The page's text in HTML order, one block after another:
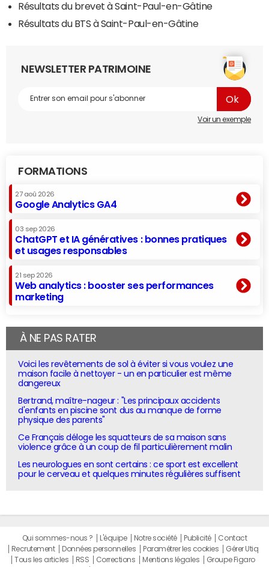
Résultats du brevet à Saint-Paul-en-Gâtine
Résultats du BTS à Saint-Paul-en-Gâtine
NEWSLETTER PATRIMOINE
Voir un exemple
FORMATIONS
27 aoû 2026
Google Analytics GA4
03 sep 2026
ChatGPT et IA génératives : bonnes pratiques
et usages responsables
21 sep 2026
Web analytics : booster ses performances
marketing
À NE PAS RATER
Voici les revêtements de sol à éviter si vous voulez une
maison facile à nettoyer - un en particulier est même
dangereux
Bertrand, maître-nageur : "Les principaux accidents
d'enfants en piscine sont dus au manque de forme
physique des parents"
Ce Français déloge les squatteurs de sa maison sans
violence grâce à un coup de fil particulièrement malin
Les neurologues en sont certains : ce sport est excellent
pour le cerveau et quelques minutes régulières suffisent
Qui sommes-nous ? L'équipe Notre société Publicité
Contact
Recrutement
Données personnelles Paramétrer les cookies
Gérer Utiq
Tous les articles
RSS Corrections Mentions légales Groupe Figaro